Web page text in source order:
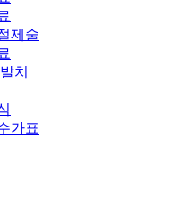
제술
치
가표